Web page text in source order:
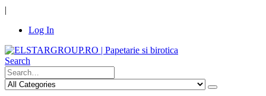
|
Log In
Search